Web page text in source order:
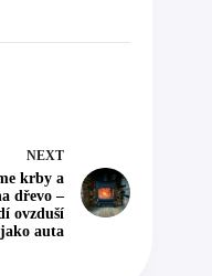
NEXT
krby a
dřevo –
ovzduší
auta